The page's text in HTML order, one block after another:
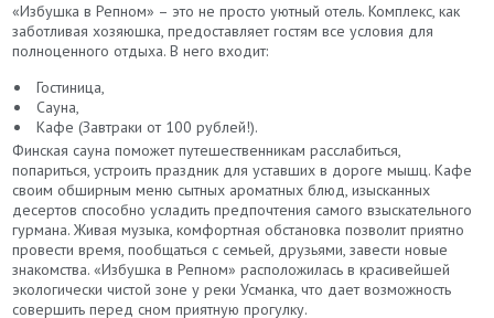
«Избушка в Репном» – это не просто уютный отель. Комплекс, как
заботливая хозяюшка, предоставляет гостям все условия для
полноценного отдыха. В него входит:
Гостиница,
Сауна,
Кафе (Завтраки от 100 рублей!).
Финская сауна поможет путешественникам расслабиться,
попариться, устроить праздник для уставших в дороге мышц. Кафе
своим обширным меню сытных ароматных блюд, изысканных
десертов способно усладить предпочтения самого взыскательного
гурмана. Живая музыка, комфортная обстановка позволит приятно
провести время, пообщаться с семьей, друзьями, завести новые
знакомства. «Избушка в Репном» расположилась в красивейшей
экологически чистой зоне у реки Усманка, что дает возможность
совершить перед сном приятную прогулку.